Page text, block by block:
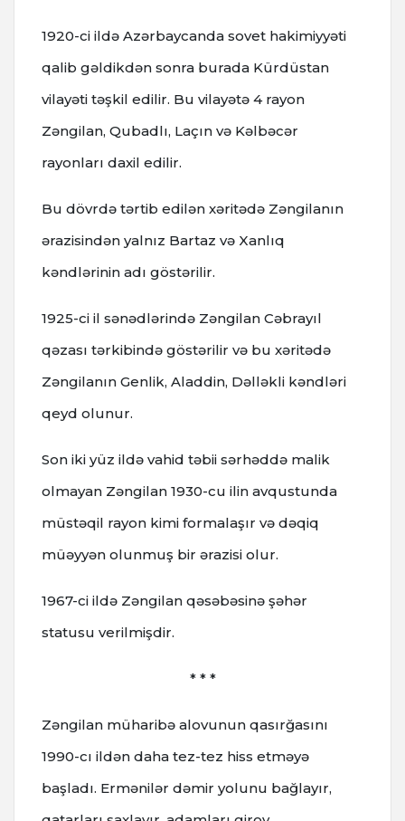
1920-ci ildə Azərbaycanda sovet hakimiyyəti
qalib gəldikdən sonra burada Kürdüstan
vilayəti təşkil edilir. Bu vilayətə 4 rayon
Zəngilan, Qubadlı, Laçın və Kəlbəcər
rayonları daxil edilir.
Bu dövrdə tərtib edilən xəritədə Zəngilanın
ərazisindən yalnız Bartaz və Xanlıq
kəndlərinin adı göstərilir.
1925-ci il sənədlərində Zəngilan Cəbrayıl
qəzası tərkibində göstərilir və bu xəritədə
Zəngilanın Genlik, Aladdin, Dəlləkli kəndləri
qeyd olunur.
Son iki yüz ildə vahid təbii sərhəddə malik
olmayan Zəngilan 1930-cu ilin avqustunda
müstəqil rayon kimi formalaşır və dəqiq
müəyyən olunmuş bir ərazisi olur.
1967-ci ildə Zəngilan qəsəbəsinə şəhər
statusu verilmişdir.
* * *
Zəngilan müharibə alovunun qasırğasını
1990-cı ildən daha tez-tez hiss etməyə
başladı. Ermənilər dəmir yolunu bağlayır,